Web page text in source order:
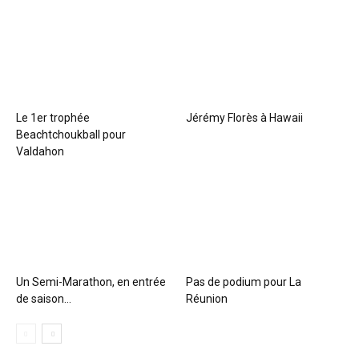
Le 1er trophée
Beachtchoukball pour
Valdahon
Jérémy Florès à Hawaii
Un Semi-Marathon, en entrée
de saison…
Pas de podium pour La
Réunion